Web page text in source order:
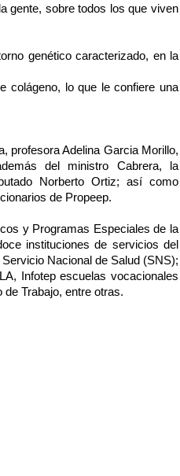
gente, sobre todos los que viven
genético caracterizado, en la
colágeno, lo que le confiere una
profesora Adelina Garcia Morillo,
del ministro Cabrera, la
Norberto Ortiz; así como
de Propeep.
y Programas Especiales de la
instituciones de servicios del
Nacional de Salud (SNS);
Infotep escuelas vocacionales
Trabajo, entre otras.